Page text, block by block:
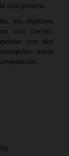
una proeza.
los objetivos
con creces,
con dos
mixta